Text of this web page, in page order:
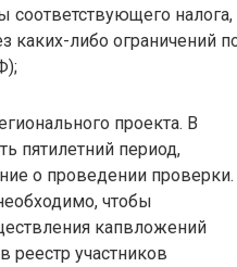
соответствующего налога,
либо ограничений
проекта. В
пятилетний период,
о проведении проверки.
чтобы
капвложений
реестр участников